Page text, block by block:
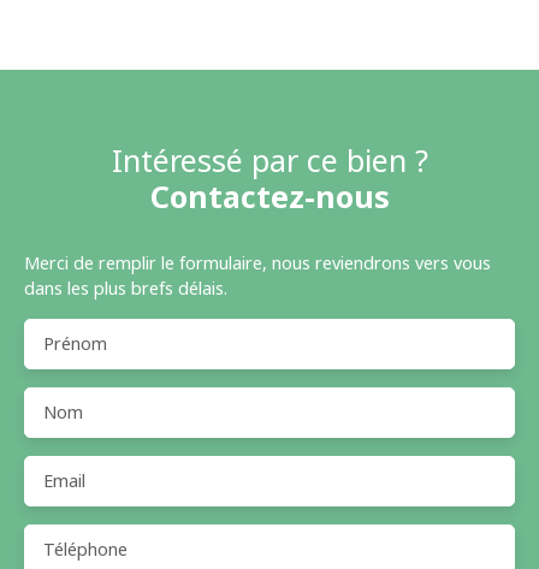
Intéressé par ce bien ?
Contactez-nous
Merci de remplir le formulaire, nous reviendrons vers vous
dans les plus brefs délais.
Prénom
Nom
Email
Téléphone